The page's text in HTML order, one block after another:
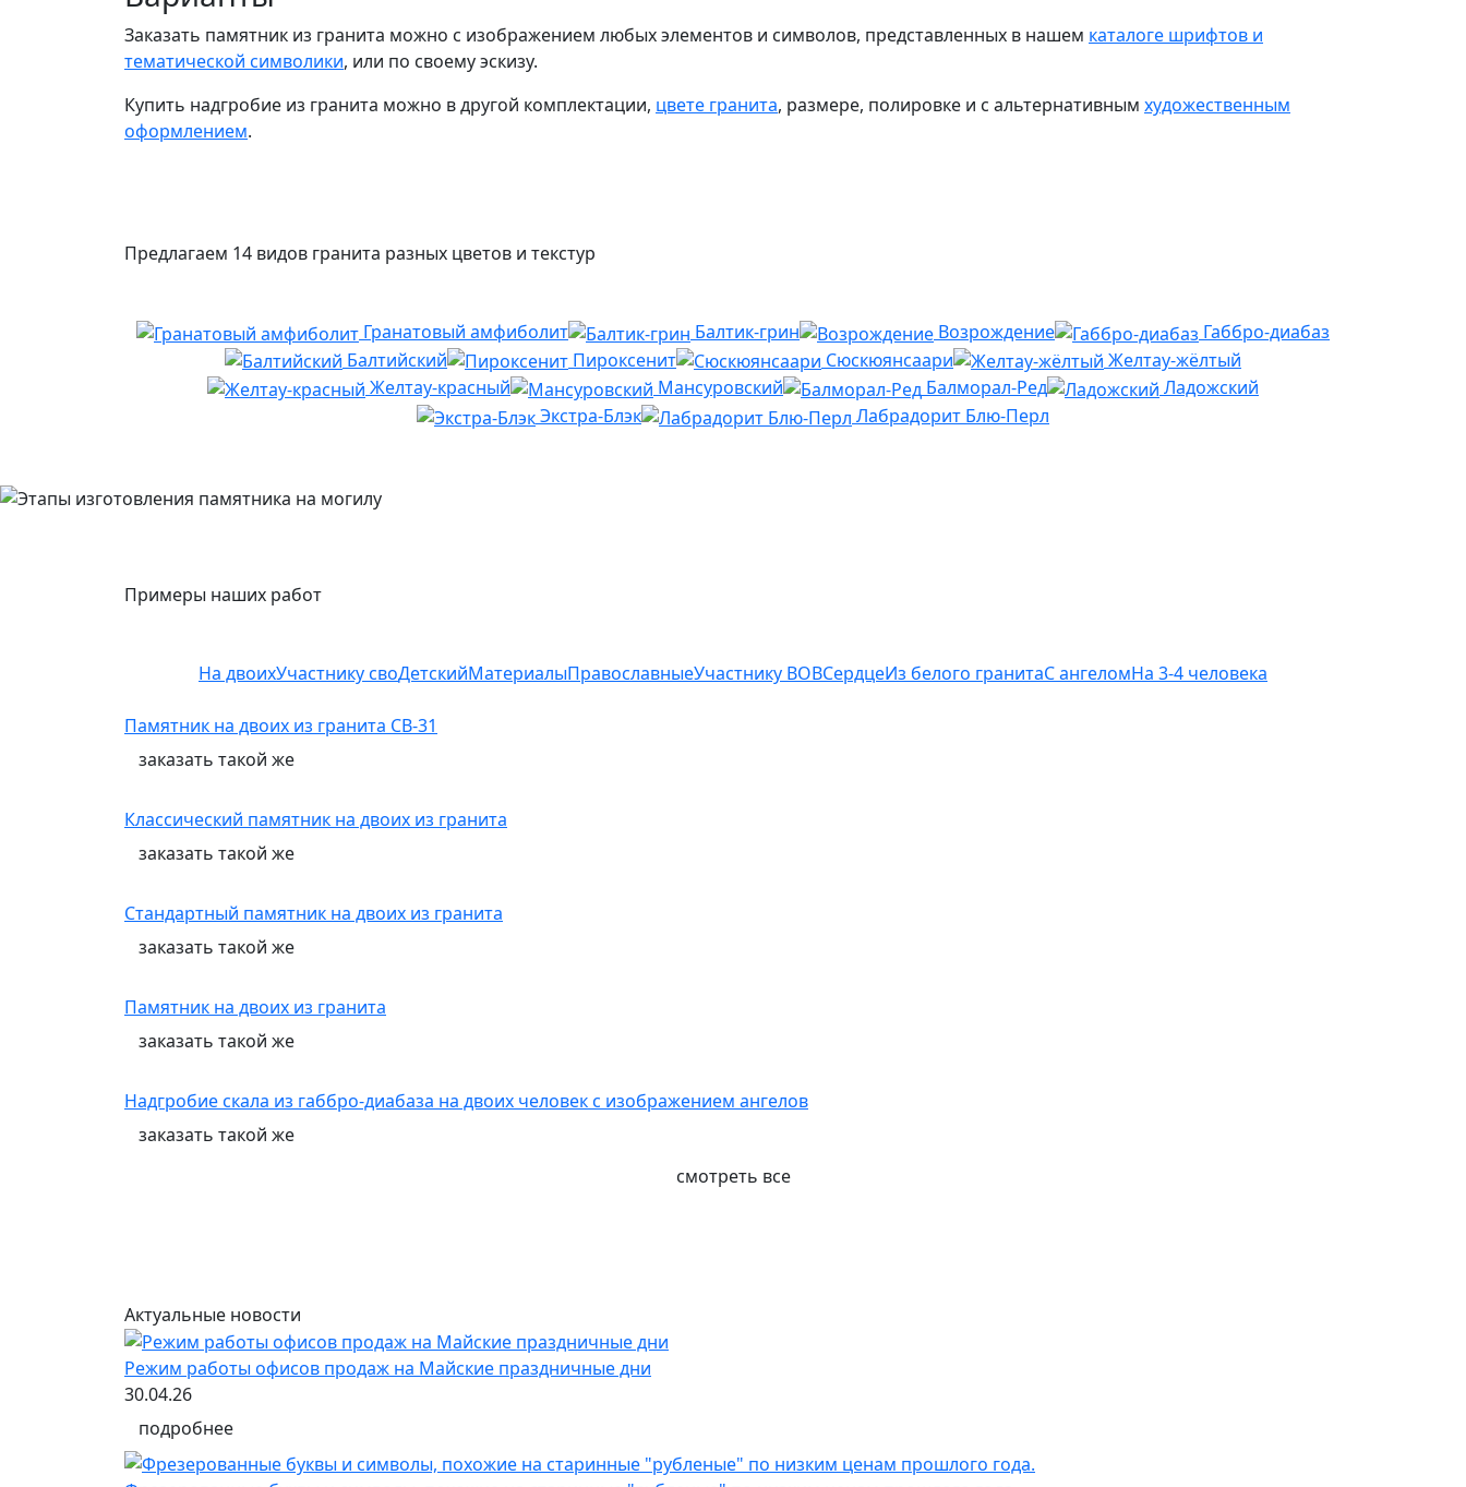
Заказать памятник из гранита можно с изображением любых элементов и символов, представленных в нашем каталоге шрифтов и
тематической символики, или по своему эскизу.
Купить надгробие из гранита можно в другой комплектации, цвете гранита, размере, полировке и с альтернативным художественным
оформлением.
Предлагаем 14 видов гранита разных цветов и текстур
Гранатовый амфиболит Балтик-грин Возрождение
Габбро-диабаз
Балтийский
Пироксенит Сюскюянсаари
Желтау-жёлтый
Желтау-красный
Мансуровский Балморал-Ред
Ладожский
Экстра-Блэк
Лабрадорит Блю-Перл
Примеры наших работ
На двоихУчастнику своДетскийМатериалыПравославныеУчастнику ВОВСердцеИз белого гранитаС ангеломНа 3-4 человека
Памятник на двоих из гранита СВ-31
заказать такой же
Классический памятник на двоих из гранита
заказать такой же
Стандартный памятник на двоих из гранита
заказать такой же
Памятник на двоих из гранита
заказать такой же
Надгробие скала из габбро-диабаза на двоих человек с изображением ангелов
заказать такой же
смотреть все
Актуальные новости
Режим работы офисов продаж на Майские праздничные дни
30.04.26
подробнее